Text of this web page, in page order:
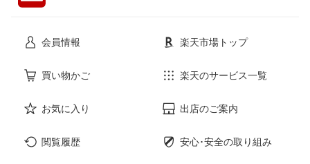
会員情報 楽天市場トップ
買い物かご 楽天のサービス一覧
お気に入り 出店のご案内
閲覧履歴 安心･安全の取り組み